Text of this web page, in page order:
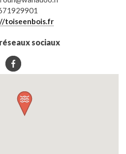
toiseenbois.fr
sociaux